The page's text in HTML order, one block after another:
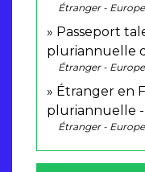
Étranger - Europe
Passeport
pluriannuelle
Étranger - Europe
Étranger en
pluriannuelle -
Étranger - Europe